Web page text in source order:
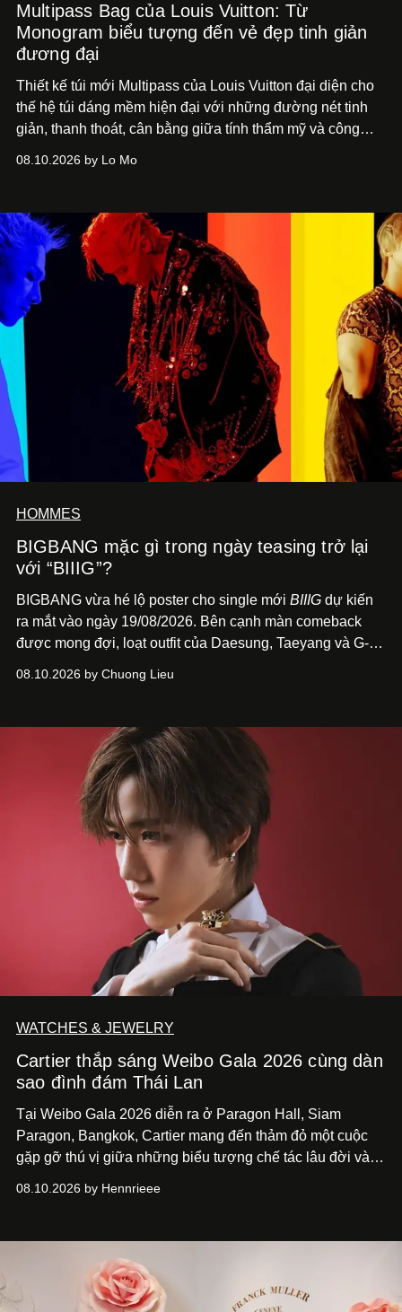
Multipass Bag của Louis Vuitton: Từ
Monogram biểu tượng đến vẻ đẹp tinh giản
đương đại
Thiết kế túi mới Multipass của Louis Vuitton đại diện cho
thế hệ túi dáng mềm hiện đại với những đường nét tinh
giản, thanh thoát, cân bằng giữa tính thẩm mỹ và công
08.10.2026 by Lo Mo
HOMMES
BIGBANG mặc gì trong ngày teasing trở lại
với “BIIIG”?
BIGBANG vừa hé lộ poster cho single mới BIIIG dự kiến
ra mắt vào ngày 19/08/2026. Bên cạnh màn comeback
được mong đợi, loạt outfit của Daesung, Taeyang và G-
đáng chú ý với giới mộ điệu.
08.10.2026 by Chuong Lieu
WATCHES & JEWELRY
Cartier thắp sáng Weibo Gala 2026 cùng dàn
sao đình đám Thái Lan
Tại Weibo Gala 2026 diễn ra ở Paragon Hall, Siam
Paragon, Bangkok, Cartier mang đến thảm đỏ một cuộc
gặp gỡ thú vị giữa những biểu tượng chế tác lâu đời và
Lan. Sáu gương mặt gồm Tor Thanapob, Jeff Satur, PP
xuất hiện trong những thiết kế Cartier, mỗi người lựa chọn
một ngôn ngữ riêng để diễn giải tinh thần của Maison.
08.10.2026 by Hennrieee